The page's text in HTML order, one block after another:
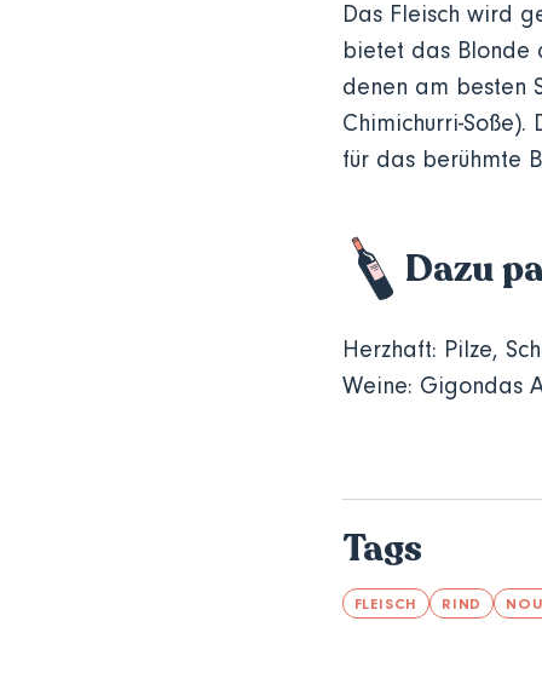
Das Fleisch wird
bietet das Blonde
denen am besten
Chimichurri-Soße).
für das berühmte
Dazu
Herzhaft: Pilze,
Weine: Gigondas
Tags
FLEISCH RIND